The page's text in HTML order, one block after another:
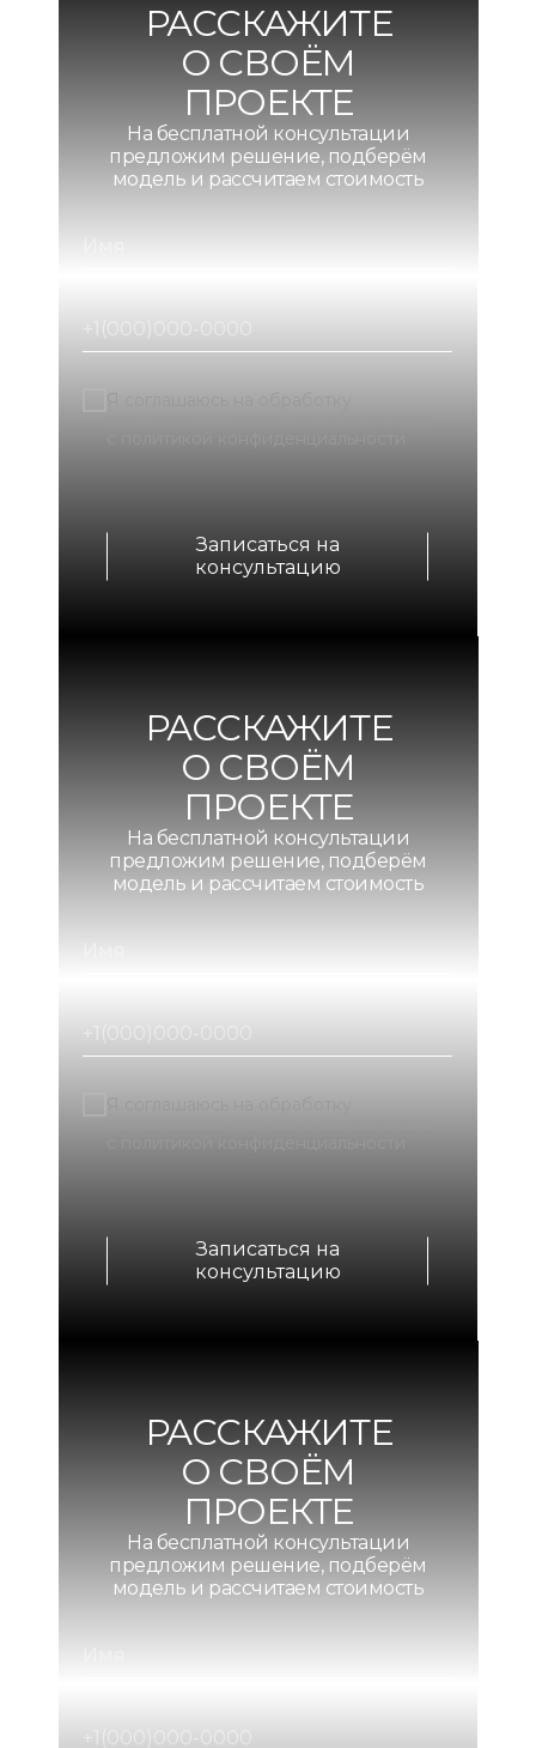
РАССКАЖИТЕ
О СВОЁМ
ПРОЕКТЕ
На бесплатной консультации
предложим решение, подберём
модель и рассчитаем стоимость
Записаться на
консультацию
РАССКАЖИТЕ
О СВОЁМ
ПРОЕКТЕ
На бесплатной консультации
предложим решение, подберём
модель и рассчитаем стоимость
Записаться на
консультацию
РАССКАЖИТЕ
О СВОЁМ
ПРОЕКТЕ
На бесплатной консультации
предложим решение, подберём
модель и рассчитаем стоимость